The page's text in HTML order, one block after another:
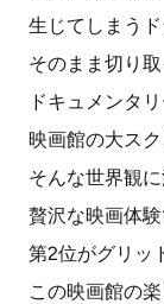
生じてしまう
そのまま切り
ドキュメンタ
映画館の大ス
そんな世界観
贅沢な映画体験
第2位がグリッ
この映画館の